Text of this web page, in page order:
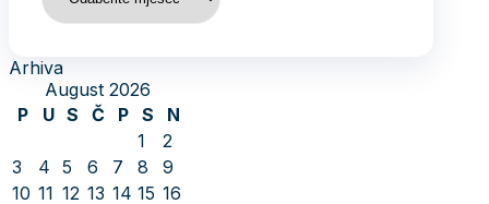
Arhiva
August 2026
P
U S Č P S
N
1
2
3
4 5 6 7 8
9
10 11 12 13 14 15 16